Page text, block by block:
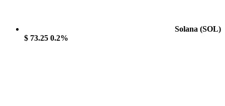
Solana (SOL)
$ 73.25 0.2%